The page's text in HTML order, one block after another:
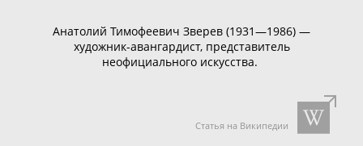
Анатолий Тимофеевич Зверев (1931—1986) —
художник-авангардист, представитель
неофициального искусства.
Статья на Википедии